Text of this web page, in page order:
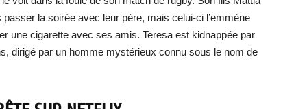
la soirée avec leur père, mais celui-ci l’emmène
une cigarette avec ses amis. Teresa est kidnappée par
dirigé par un homme mystérieux connu sous le nom de